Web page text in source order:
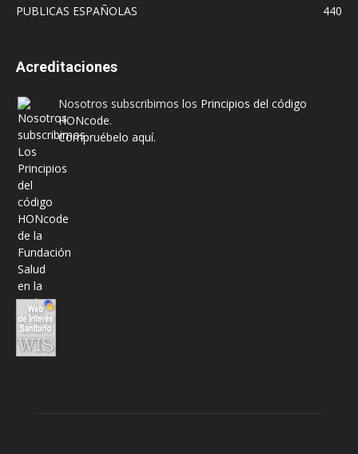
PUBLICAS ESPAÑOLAS
440
Acreditaciones
Nosotros subscribimos los Principios del código
HONcode.
Compruébelo aquí.